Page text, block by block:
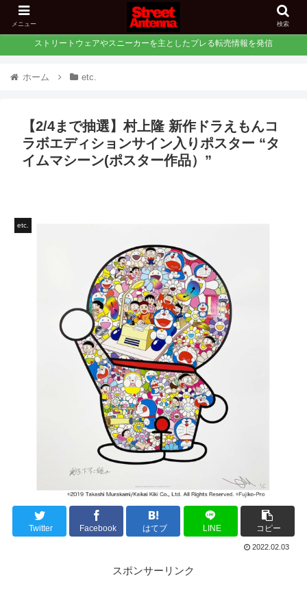
ストリートウェアやスニーカーを主としたプレる転売情報を発信
ホーム etc.
【2/4まで抽選】村上隆 新作ドラえもんコ
ラボエディションサイン入りポスター “タ
イムマシーン(ポスター作品）”
etc.
Twitter Facebook はてブ LINE コピー
2022.02.03
スポンサーリンク
メニュー 検索